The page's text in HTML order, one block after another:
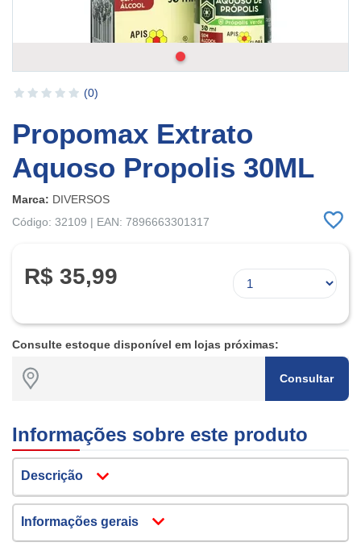
(0)
Propomax Extrato
Aquoso Propolis 30ML
Marca: DIVERSOS
Código: 32109 | EAN: 7896663301317
R$ 35,99
Consulte estoque disponível em lojas próximas:
Consultar
Informações sobre este produto
Descrição
Informações gerais